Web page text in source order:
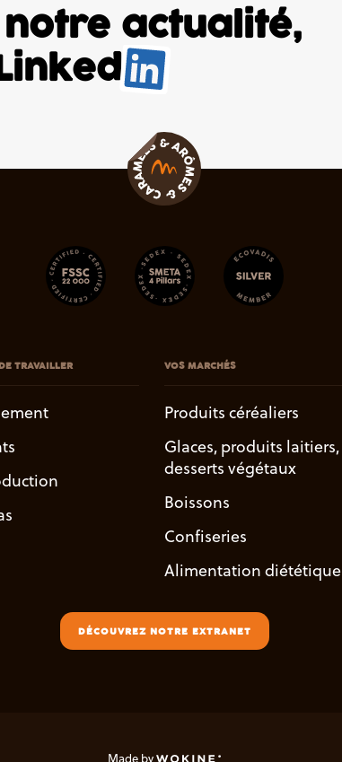
actualité,
TRAVAILLER VOS MARCHÉS
Produits céréaliers
Glaces, produits laitiers,
desserts végétaux
Boissons
Confiseries
Alimentation diététique
DÉCOUVREZ NOTRE EXTRANET
Made by